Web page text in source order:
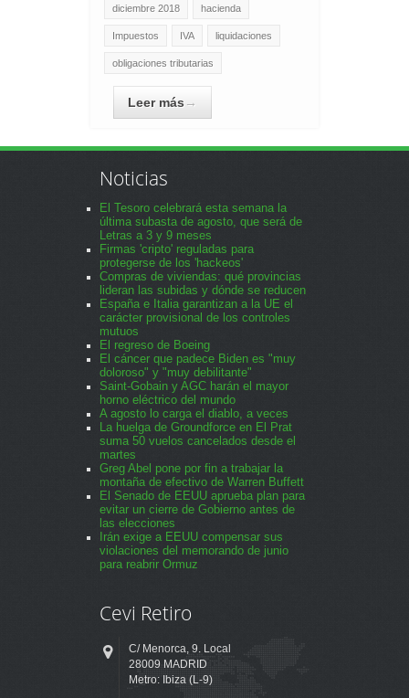
diciembre 2018 hacienda
Impuestos IVA liquidaciones
obligaciones tributarias
Leer más→
Noticias
El Tesoro celebrará esta semana la
última subasta de agosto, que será de
Letras a 3 y 9 meses
Firmas 'cripto' reguladas para
protegerse de los 'hackeos'
Compras de viviendas: qué provincias
lideran las subidas y dónde se reducen
España e Italia garantizan a la UE el
carácter provisional de los controles
mutuos
El regreso de Boeing
El cáncer que padece Biden es "muy
doloroso" y "muy debilitante"
Saint-Gobain y AGC harán el mayor
horno eléctrico del mundo
A agosto lo carga el diablo, a veces
La huelga de Groundforce en El Prat
suma 50 vuelos cancelados desde el
martes
Greg Abel pone por fin a trabajar la
montaña de efectivo de Warren Buffett
El Senado de EEUU aprueba plan para
evitar un cierre de Gobierno antes de
las elecciones
Irán exige a EEUU compensar sus
violaciones del memorando de junio
para reabrir Ormuz
Cevi Retiro
C/ Menorca, 9. Local
28009 MADRID
Metro: Ibiza (L-9)